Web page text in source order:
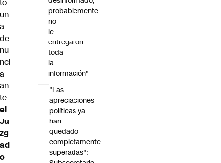
tó
un
a
de
nu
nci
a
an
te
el
Ju
zg
ad
o
probablemente
no
le
entregaron
toda
la
información"
"Las
apreciaciones
políticas ya
han
quedado
completamente
superadas":